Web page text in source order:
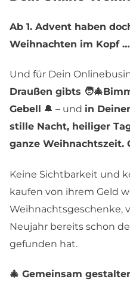
Ab 1. Advent haben
Weihnachten im Kopf
Und für Dein
Draußen gibts
Gebell 🔔 – und in
stille Nacht, heiliger
ganze Weihnachtszeit.
Keine Sichtbarkeit und
kaufen von ihrem Geld
Weihnachtsgeschenke,
Neujahr bereits schon
gefunden hat.
🎄 Gemeinsam